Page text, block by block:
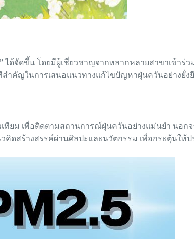
ด้จัดขึ้น โดยมีผู้เชี่ยวชาญจากหลากหลายสาขาเข้าร่
ำคัญในการเสนอแนวทางแก้ไขปัญหาฝุ่นควันอย่างยั่ง
ทียม เพื่อติดตามสถานการณ์ฝุ่นควันอย่างแม่นยำ นอก
วคิดสร้างสรรค์ผ่านศิลปะและนวัตกรรม เพื่อกระตุ้นใ